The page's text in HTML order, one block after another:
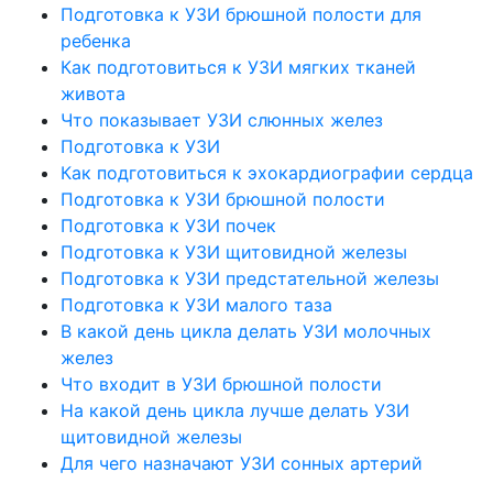
Подготовка к УЗИ брюшной полости для
ребенка
Как подготовиться к УЗИ мягких тканей
живота
Что показывает УЗИ слюнных желез
Подготовка к УЗИ
Как подготовиться к эхокардиографии сердца
Подготовка к УЗИ брюшной полости
Подготовка к УЗИ почек
Подготовка к УЗИ щитовидной железы
Подготовка к УЗИ предстательной железы
Подготовка к УЗИ малого таза
В какой день цикла делать УЗИ молочных
желез
Что входит в УЗИ брюшной полости
На какой день цикла лучше делать УЗИ
щитовидной железы
Для чего назначают УЗИ сонных артерий